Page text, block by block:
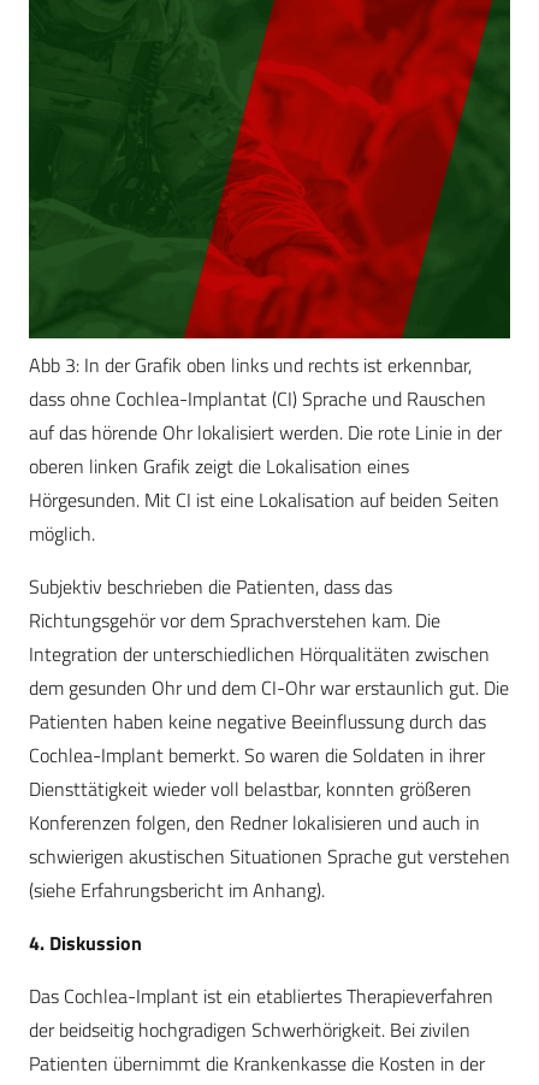
Abb 3: In der Grafik oben links und rechts ist erkennbar,
dass ohne Cochlea-Implantat (CI) Sprache und Rauschen
auf das hörende Ohr lokalisiert werden. Die rote Linie in der
oberen linken Grafik zeigt die Lokalisation eines
Hörgesunden. Mit CI ist eine Lokalisation auf beiden Seiten
möglich.
Subjektiv beschrieben die Patienten, dass das
Richtungsgehör vor dem Sprachverstehen kam. Die
Integration der unterschiedlichen Hörqualitäten zwischen
dem gesunden Ohr und dem CI-Ohr war erstaunlich gut. Die
Patienten haben keine negative Beeinflussung durch das
Cochlea-Implant bemerkt. So waren die Soldaten in ihrer
Diensttätigkeit wieder voll belastbar, konnten größeren
Konferenzen folgen, den Redner lokalisieren und auch in
schwierigen akustischen Situationen Sprache gut verstehen
(siehe Erfahrungsbericht im Anhang).
4. Diskussion
Das Cochlea-Implant ist ein etabliertes Therapieverfahren
der beidseitig hochgradigen Schwerhörigkeit. Bei zivilen
Patienten übernimmt die Krankenkasse die Kosten in der